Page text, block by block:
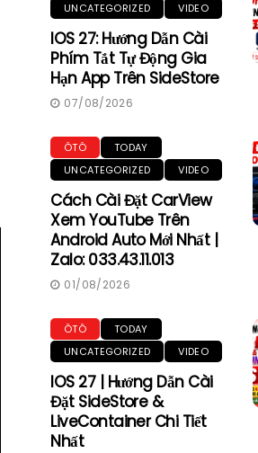
UNCATEGORIZED
VIDEO
IOS 27: Hướng Dẫn Cài
Phím Tắt Tự Động Gia
Hạn App Trên SideStore
07/08/2026
ÔTÔ
TODAY
UNCATEGORIZED
VIDEO
Cách Cài Đặt CarView
Xem YouTube Trên
Android Auto Mới Nhất |
Zalo: 033.43.11.013
01/08/2026
ÔTÔ
TODAY
UNCATEGORIZED
VIDEO
IOS 27 | Hướng Dẫn Cài
Đặt SideStore &
LiveContainer Chi Tiết
Nhất